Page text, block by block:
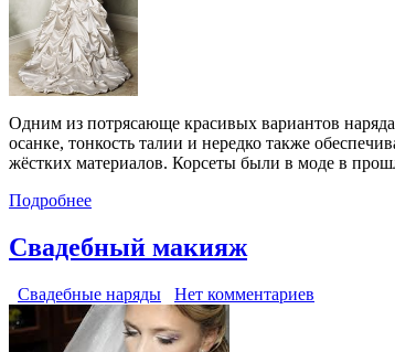
Одним из потрясающе красивых вариантов
осанке, тонкость талии и нередко также
жёстких материалов. Корсеты были в моде в
Подробнее
Свадебный макияж
Свадебные наряды Нет комментариев